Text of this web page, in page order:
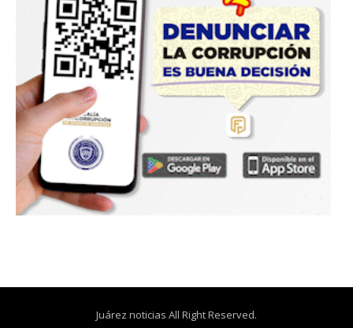
Juárez noticias All Right Reserved.